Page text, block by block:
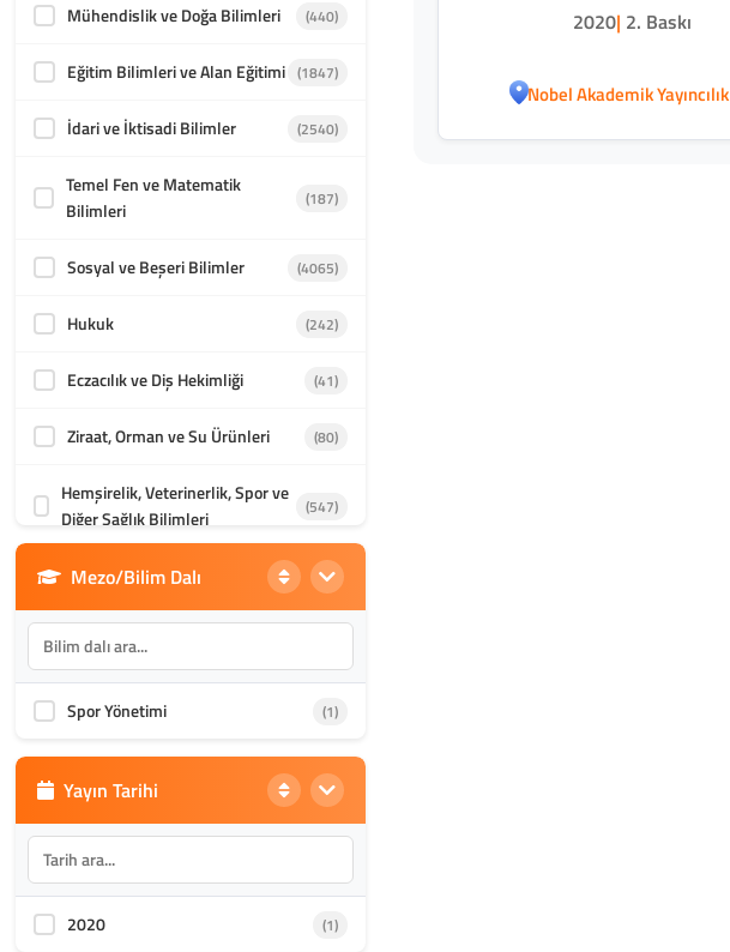
Mühendislik ve Doğa Bilimleri (440)
Eğitim Bilimleri ve Alan Eğitimi (1847)
İdari ve İktisadi Bilimler (2540)
Temel Fen ve Matematik
Bilimleri
(187)
Sosyal ve Beşeri Bilimler (4065)
Hukuk (242)
Eczacılık ve Diş Hekimliği (41)
Ziraat, Orman ve Su Ürünleri (80)
Hemşirelik, Veterinerlik, Spor ve
Diğer Sağlık Bilimleri
(547)
Din Bilimleri (1986)
İletişim, Mimarlık ve Güzel
Sanatlar
Akademik Kültür (1588)
Mezo/Bilim Dalı
Spor Yönetimi (1)
Yayın Tarihi
2020 (1)
2020| 2. Baskı
Nobel Akademik Yayıncılık